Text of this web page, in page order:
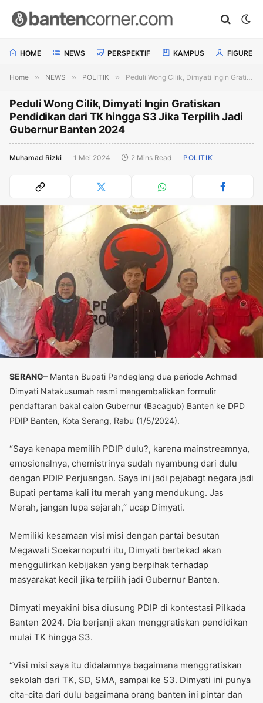
HOME NEWS PERSPEKTIF KAMPUS FIGURE
Home » NEWS » POLITIK » Peduli Wong Cilik, Dimyati Ingin Gratiskan Pendidikan dari TK hingga S3 Jika Terpilih Jadi Gubernur Banten 2024
Peduli Wong Cilik, Dimyati Ingin Gratiskan
Pendidikan dari TK hingga S3 Jika Terpilih Jadi
Gubernur Banten 2024
Muhamad Rizki 1 Mei 2024 2 Mins Read POLITIK
SERANG– Mantan Bupati Pandeglang dua periode Achmad
Dimyati Natakusumah resmi mengembalikkan formulir
pendaftaran bakal calon Gubernur (Bacagub) Banten ke DPD
PDIP Banten, Kota Serang, Rabu (1/5/2024).
“Saya kenapa memilih PDIP dulu?, karena mainstreamnya,
emosionalnya, chemistrinya sudah nyambung dari dulu
dengan PDIP Perjuangan. Saya ini jadi pejabagt negara jadi
Bupati pertama kali itu merah yang mendukung. Jas
Merah, jangan lupa sejarah,“ ucap Dimyati.
Memiliki kesamaan visi misi dengan partai besutan
Megawati Soekarnoputri itu, Dimyati bertekad akan
menggulirkan kebijakan yang berpihak terhadap
masyarakat kecil jika terpilih jadi Gubernur Banten.
Dimyati meyakini bisa diusung PDIP di kontestasi Pilkada
Banten 2024. Dia berjanji akan menggratiskan pendidikan
mulai TK hingga S3.
“Visi misi saya itu didalamnya bagaimana menggratiskan
sekolah dari TK, SD, SMA, sampai ke S3. Dimyati ini punya
cita-cita dari dulu bagaimana orang banten ini pintar dan